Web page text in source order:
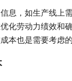
息，如生产线上
化劳动力绩效和
本也是需要考虑的